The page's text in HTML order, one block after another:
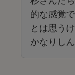
的な感覚
とは思う
かなりし